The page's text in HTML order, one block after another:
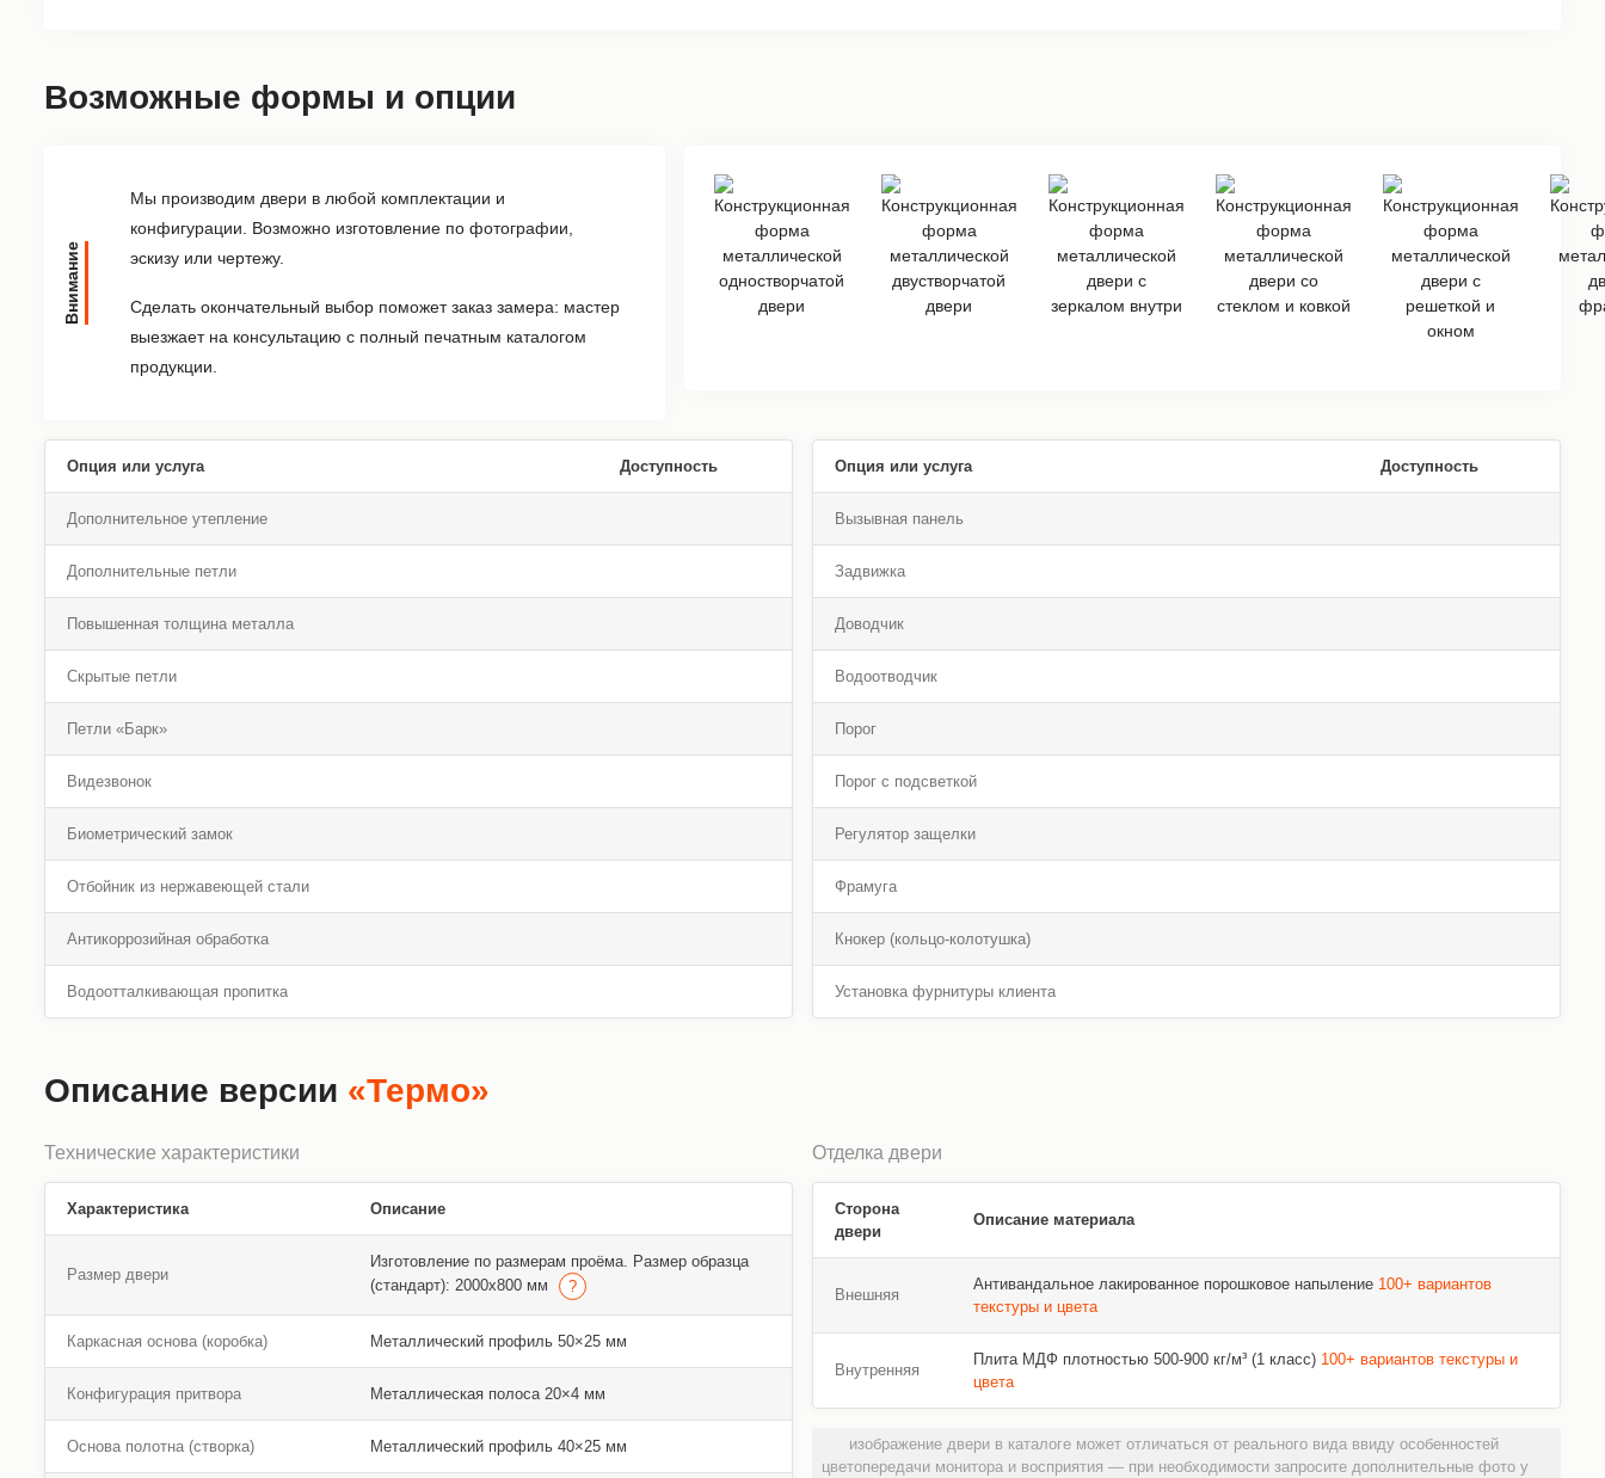
Возможные формы и опции
Внимание
Мы производим двери в любой комплектации и
конфигурации. Возможно изготовление по фотографии,
эскизу или чертежу.
Сделать окончательный выбор поможет заказ замера: мастер
выезжает на консультацию с полный печатным каталогом
продукции.
Опция или услуга Доступность
Дополнительное утепление
Дополнительные петли
Повышенная толщина металла
Скрытые петли
Петли «Барк»
Видезвонок
Биометрический замок
Отбойник из нержавеющей стали
Антикоррозийная обработка
Водоотталкивающая пропитка
Опция или услуга Доступность
Вызывная панель
Задвижка
Доводчик
Водоотводчик
Порог
Порог с подсветкой
Регулятор защелки
Фрамуга
Кнокер (кольцо-колотушка)
Установка фурнитуры клиента
Описание версии «Термо»
Технические характеристики
Характеристика Описание
Размер двери
Изготовление по размерам проёма. Размер образца
(стандарт): 2000х800 мм
Каркасная основа (коробка) Металлический профиль 50×25 мм
Конфигурация притвора Металлическая полоса 20×4 мм
Основа полотна (створка) Металлический профиль 40×25 мм
Отделка двери
Сторона
двери
Описание материала
Внешняя
Антивандальное лакированное порошковое напыление 100+ вариантов
текстуры и цвета
Внутренняя
Плита МДФ плотностью 500-900 кг/м³ (1 класс) 100+ вариантов текстуры и
цвета
изображение двери в каталоге может отличаться от реального вида ввиду особенностей
цветопередачи монитора и восприятия — при необходимости запросите дополнительные фото у